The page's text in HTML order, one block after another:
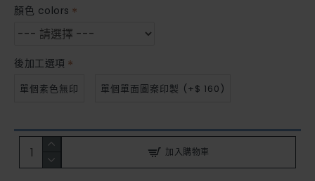
顏色 colors
後加工選項
單個素色無印 單個單面圖案印製 (+$ 160)
加入購物車